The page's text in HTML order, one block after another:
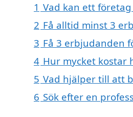
1 Vad kan ett
2 Få alltid minst 3
3 Få 3 erbjudanden
4 Hur mycket kostar
5 Vad hjälper till att
6 Sök efter en